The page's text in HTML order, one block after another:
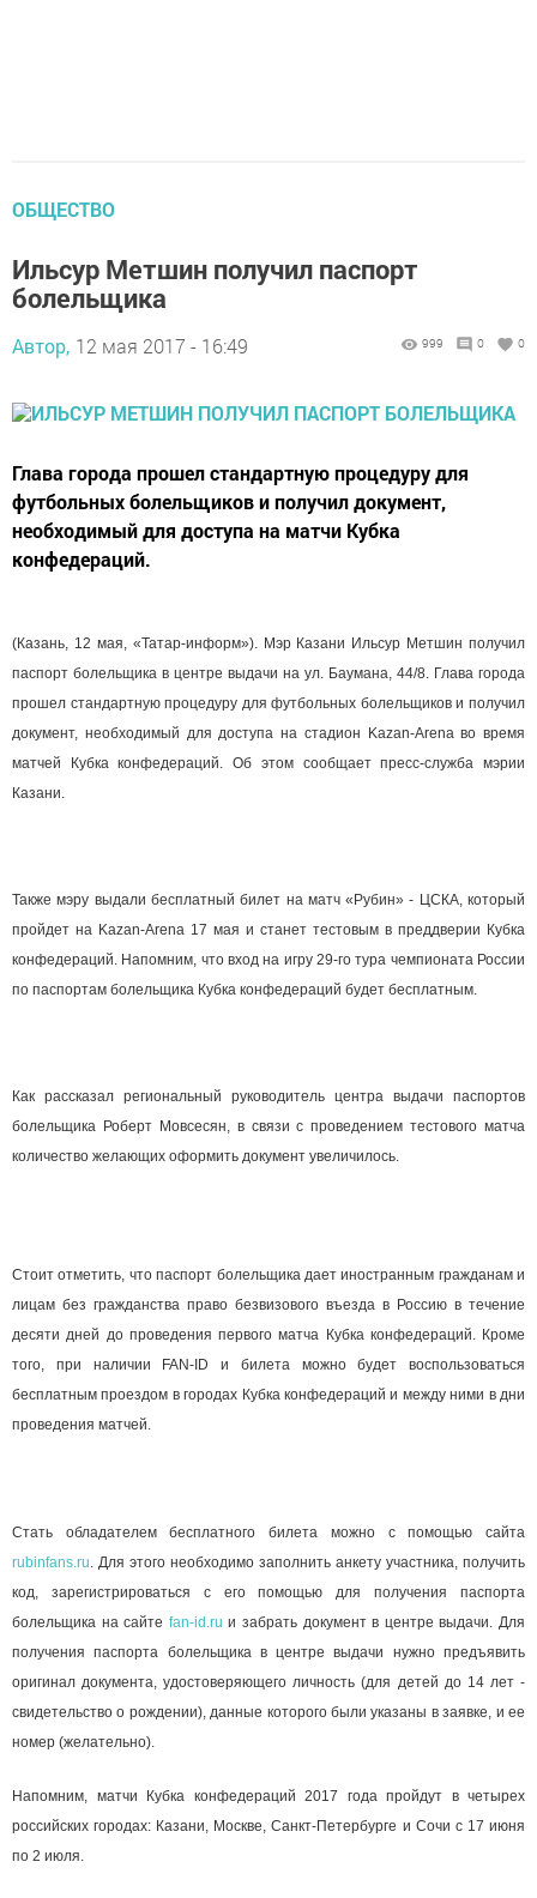
ОБЩЕСТВО
Ильсур Метшин получил паспорт
болельщика
Автор, 12 мая 2017 - 16:49 999 0 0
Глава города прошел стандартную процедуру для
футбольных болельщиков и получил документ,
необходимый для доступа на матчи Кубка
конфедераций.
(Казань, 12 мая, «Татар-информ»). Мэр Казани Ильсур Метшин получил
паспорт болельщика в центре выдачи на ул. Баумана, 44/8. Глава города
прошел стандартную процедуру для футбольных болельщиков и получил
документ, необходимый для доступа на стадион Kazan-Arena во время
матчей Кубка конфедераций. Об этом сообщает пресс-служба мэрии
Казани.
Также мэру выдали бесплатный билет на матч «Рубин» - ЦСКА, который
пройдет на Kazan-Arena 17 мая и станет тестовым в преддверии Кубка
конфедераций. Напомним, что вход на игру 29-го тура чемпионата России
по паспортам болельщика Кубка конфедераций будет бесплатным.
Как рассказал региональный руководитель центра выдачи паспортов
болельщика Роберт Мовсесян, в связи с проведением тестового матча
количество желающих оформить документ увеличилось.
Стоит отметить, что паспорт болельщика дает иностранным гражданам и
лицам без гражданства право безвизового въезда в Россию в течение
десяти дней до проведения первого матча Кубка конфедераций. Кроме
того, при наличии FAN-ID и билета можно будет воспользоваться
бесплатным проездом в городах Кубка конфедераций и между ними в дни
проведения матчей.
Стать обладателем бесплатного билета можно с помощью сайта
rubinfans.ru. Для этого необходимо заполнить анкету участника, получить
код, зарегистрироваться с его помощью для получения паспорта
болельщика на сайте fan-id.ru и забрать документ в центре выдачи. Для
получения паспорта болельщика в центре выдачи нужно предъявить
оригинал документа, удостоверяющего личность (для детей до 14 лет -
свидетельство о рождении), данные которого были указаны в заявке, и ее
номер (желательно).
Напомним, матчи Кубка конфедераций 2017 года пройдут в четырех
российских городах: Казани, Москве, Санкт-Петербурге и Сочи с 17 июня
по 2 июля.